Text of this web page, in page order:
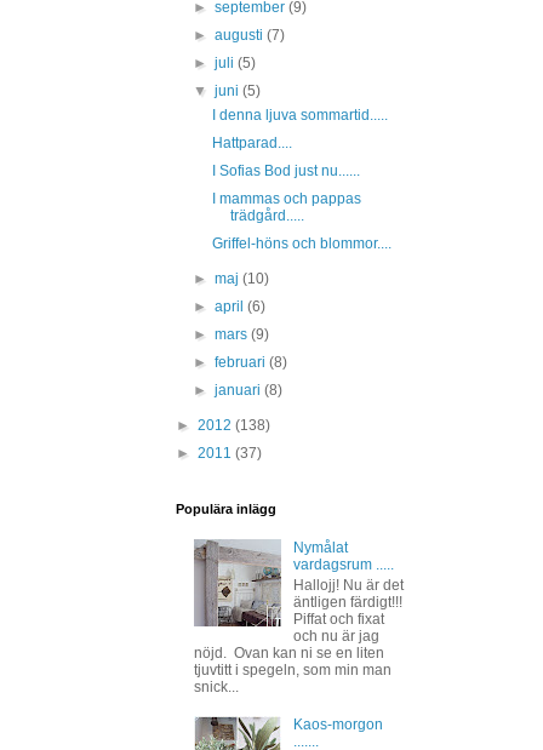
►september(9)
►augusti(7)
►juli(5)
▼juni(5)
I denna ljuva sommartid.....
Hattparad....
I Sofias Bod just nu......
I mammas och pappas
trädgård.....
Griffel-höns och blommor....
►maj(10)
►april(6)
►mars(9)
►februari(8)
►januari(8)
► 2012 (138)
► 2011 (37)
Populära inlägg
Nymålat
vardagsrum .....
Hallojj! Nu är det
äntligen färdigt!!!
Piffat och fixat
och nu är jag
nöjd. Ovan kan ni se en liten
tjuvtitt i spegeln, som min man
snick...
Kaos-morgon